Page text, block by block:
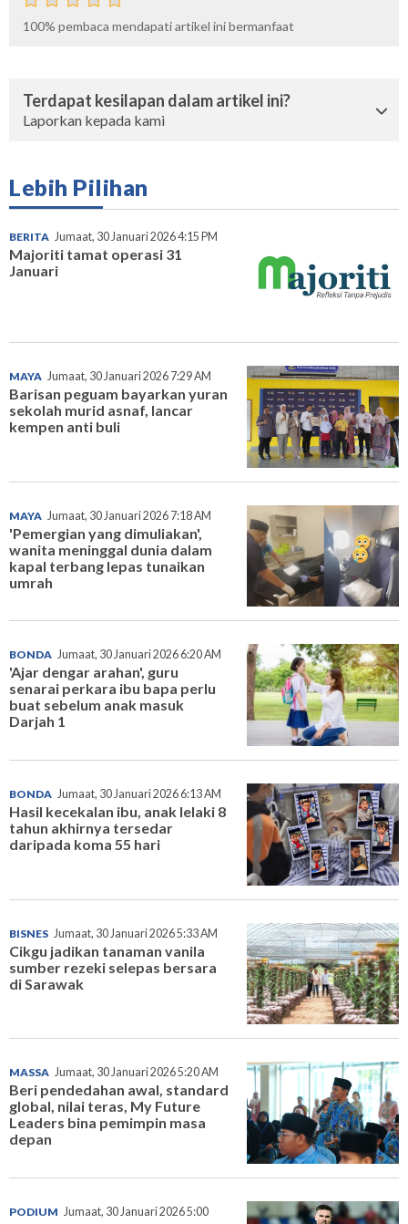
100% pembaca mendapati artikel ini bermanfaat
Terdapat kesilapan dalam artikel ini?
Laporkan kepada kami
Lebih Pilihan
BERITA Jumaat, 30 Januari 2026 4:15 PM
Majoriti tamat operasi 31
Januari
MAYA Jumaat, 30 Januari 2026 7:29 AM
Barisan peguam bayarkan yuran
sekolah murid asnaf, lancar
kempen anti buli
MAYA Jumaat, 30 Januari 2026 7:18 AM
'Pemergian yang dimuliakan',
wanita meninggal dunia dalam
kapal terbang lepas tunaikan
umrah
BONDA Jumaat, 30 Januari 2026 6:20 AM
'Ajar dengar arahan', guru
senarai perkara ibu bapa perlu
buat sebelum anak masuk
Darjah 1
BONDA Jumaat, 30 Januari 2026 6:13 AM
Hasil kecekalan ibu, anak lelaki 8
tahun akhirnya tersedar
daripada koma 55 hari
BISNES Jumaat, 30 Januari 2026 5:33 AM
Cikgu jadikan tanaman vanila
sumber rezeki selepas bersara
di Sarawak
MASSA Jumaat, 30 Januari 2026 5:20 AM
Beri pendedahan awal, standard
global, nilai teras, My Future
Leaders bina pemimpin masa
depan
PODIUM Jumaat, 30 Januari 2026 5:00